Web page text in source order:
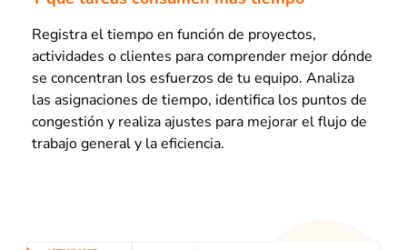
Registra el tiempo en función de proyectos,
actividades o clientes para comprender mejor dónde
se concentran los esfuerzos de tu equipo. Analiza
las asignaciones de tiempo, identifica los puntos de
congestión y realiza ajustes para mejorar el flujo de
trabajo general y la eficiencia.